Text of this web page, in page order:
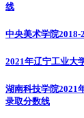
线
中央美术学院
2021年辽宁工业大
湖南科技学院2021
录取分数线